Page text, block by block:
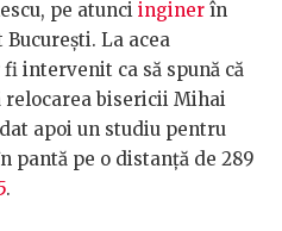
pe atunci inginer în
La acea
intervenit ca să spună că
relocarea bisericii Mihai
apoi un studiu pentru
pantă pe o distanță de 289
.